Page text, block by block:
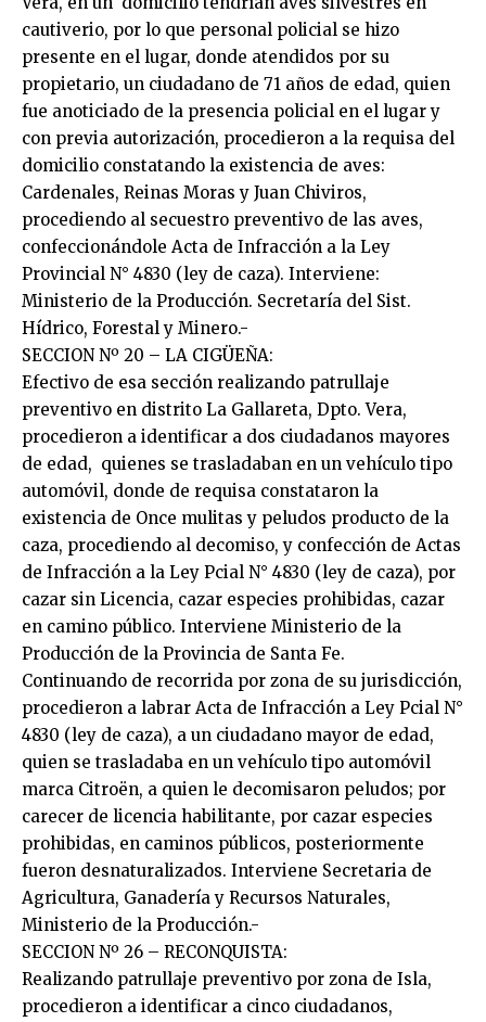
cautiverio, por lo que personal policial se hizo
presente en el lugar, donde atendidos por su
propietario, un ciudadano de 71 años de edad, quien
fue anoticiado de la presencia policial en el lugar y
con previa autorización, procedieron a la requisa del
domicilio constatando la existencia de aves:
Cardenales, Reinas Moras y Juan Chiviros,
procediendo al secuestro preventivo de las aves,
confeccionándole Acta de Infracción a la Ley
Provincial N° 4830 (ley de caza). Interviene:
Ministerio de la Producción. Secretaría del Sist.
Hídrico, Forestal y Minero.-
SECCION Nº 20 – LA CIGÜEÑA:
Efectivo de esa sección realizando patrullaje
preventivo en distrito La Gallareta, Dpto. Vera,
procedieron a identificar a dos ciudadanos mayores
de edad, quienes se trasladaban en un vehículo tipo
automóvil, donde de requisa constataron la
existencia de Once mulitas y peludos producto de la
caza, procediendo al decomiso, y confección de Actas
de Infracción a la Ley Pcial N° 4830 (ley de caza), por
cazar sin Licencia, cazar especies prohibidas, cazar
en camino público. Interviene Ministerio de la
Producción de la Provincia de Santa Fe.
Continuando de recorrida por zona de su jurisdicción,
procedieron a labrar Acta de Infracción a Ley Pcial N°
4830 (ley de caza), a un ciudadano mayor de edad,
quien se trasladaba en un vehículo tipo automóvil
marca Citroën, a quien le decomisaron peludos; por
carecer de licencia habilitante, por cazar especies
prohibidas, en caminos públicos, posteriormente
fueron desnaturalizados. Interviene Secretaria de
Agricultura, Ganadería y Recursos Naturales,
Ministerio de la Producción.-
SECCION Nº 26 – RECONQUISTA:
Realizando patrullaje preventivo por zona de Isla,
procedieron a identificar a cinco ciudadanos,